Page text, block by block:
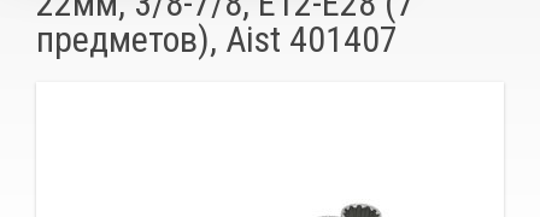
предметов), Aist 401407